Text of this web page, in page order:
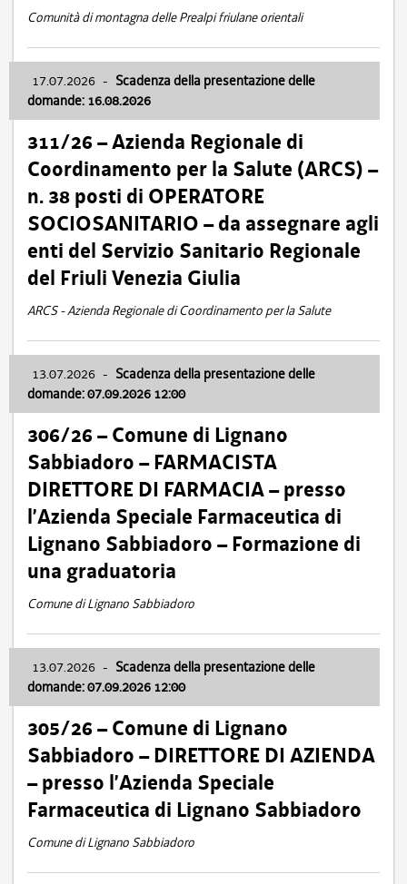
Comunità di montagna delle Prealpi friulane orientali
17.07.2026 - Scadenza della presentazione delle
domande: 16.08.2026
311/26 – Azienda Regionale di
Coordinamento per la Salute (ARCS) –
n. 38 posti di OPERATORE
SOCIOSANITARIO – da assegnare agli
enti del Servizio Sanitario Regionale
del Friuli Venezia Giulia
ARCS - Azienda Regionale di Coordinamento per la Salute
13.07.2026 - Scadenza della presentazione delle
domande: 07.09.2026 12:00
306/26 – Comune di Lignano
Sabbiadoro – FARMACISTA
DIRETTORE DI FARMACIA – presso
l’Azienda Speciale Farmaceutica di
Lignano Sabbiadoro – Formazione di
una graduatoria
Comune di Lignano Sabbiadoro
13.07.2026 - Scadenza della presentazione delle
domande: 07.09.2026 12:00
305/26 – Comune di Lignano
Sabbiadoro – DIRETTORE DI AZIENDA
– presso l’Azienda Speciale
Farmaceutica di Lignano Sabbiadoro
Comune di Lignano Sabbiadoro